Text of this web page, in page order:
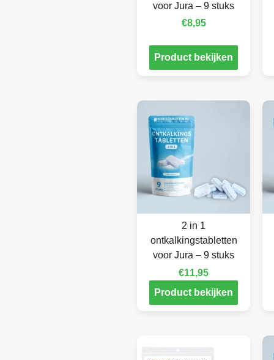
voor Jura – 9 stuks
€8,95
Product bekijken
2 in 1
ontkalkingstabletten
voor Jura – 9 stuks
€11,95
Product bekijken